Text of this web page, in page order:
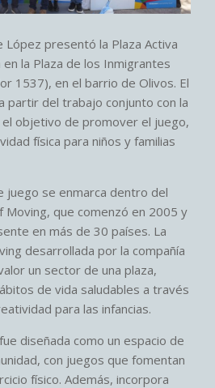
López presentó la Plaza Activa
en la Plaza de los Inmigrantes
1537), en el barrio de Olivos. El
partir del trabajo conjunto con la
objetivo de promover el juego,
física para niños y familias
juego se enmarca dentro del
Moving, que comenzó en 2005 y
en más de 30 países. La
desarrollada por la compañía
un sector de una plaza,
de vida saludables a través
para las infancias.
diseñada como un espacio de
con juegos que fomentan
físico. Además, incorpora